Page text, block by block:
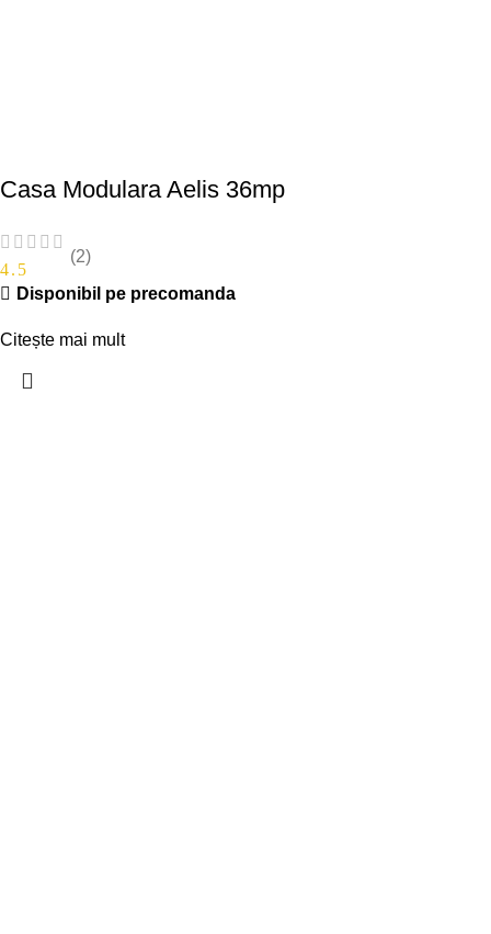
Casa Modulara Aelis 36mp
4.5
(2)
Disponibil pe precomanda
Citește mai mult